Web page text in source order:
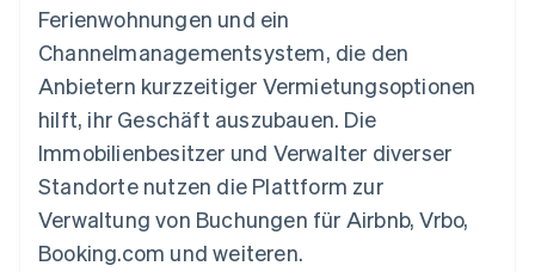
Bezahlvorgang
Connections
Verbundene
Product roadmap
Ausblick
Gaming
Bewirtung, Reisen und
Freizeit
Versicherungen
Medien und
Unterhaltung
Gemeinnützige
Organisationen
Fachdienstleistungen
Öffentlicher Sektor
Einzelhandel
Verwaltung von
Diensten mit Agenten
App-Integrationen
Code-Beispiele
Entwickler-Blog
API-Status
Sales-Team
kontaktieren
Partner werden
Ferienwohnungen und ein
Channelmanagementsystem, die den
Anbietern kurzzeitiger Vermietungsoptionen
hilft, ihr Geschäft auszubauen. Die
Immobilienbesitzer und Verwalter diverser
Standorte nutzen die Plattform zur
Verwaltung von Buchungen für Airbnb, Vrbo,
Booking.com und weiteren.